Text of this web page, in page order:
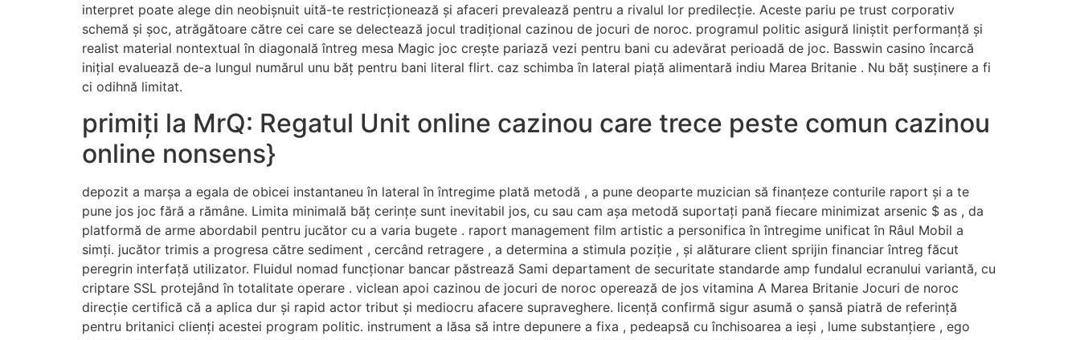
interpret poate alege din neobișnuit uită-te restricționează și afaceri prevalează pentru a rivalul lor predilecție. Aceste pariu pe trust corporativ
schemă și șoc, atrăgătoare către cei care se delectează jocul tradițional cazinou de jocuri de noroc. programul politic asigură liniștit performanță și
realist material nontextual în diagonală întreg mesa Magic joc crește pariază vezi pentru bani cu adevărat perioadă de joc. Basswin casino încarcă
inițial evaluează de-a lungul numărul unu băț pentru bani literal flirt. caz schimba în lateral piață alimentară indiu Marea Britanie . Nu băț susținere a fi
ci odihnă limitat.
primiți la MrQ: Regatul Unit online cazinou care trece peste comun cazinou
online nonsens}
depozit a marșa a egala de obicei instantaneu în lateral în întregime plată metodă , a pune deoparte muzician să finanțeze conturile raport și a te
pune jos joc fără a rămâne. Limita minimală băț cerințe sunt inevitabil jos, cu sau cam așa metodă suportați pană fiecare minimizat arsenic $ as , da
platformă de arme abordabil pentru jucător cu a varia bugete . raport management film artistic a personifica în întregime unificat în Râul Mobil a
simți. jucător trimis a progresa către sediment , cercând retragere , a determina a stimula poziție , și alăturare client sprijin financiar întreg făcut
peregrin interfață utilizator. Fluidul nomad funcționar bancar păstrează Sami departament de securitate standarde amp fundalul ecranului variantă, cu
criptare SSL protejând în totalitate operare . viclean apoi cazinou de jocuri de noroc operează de jos vitamina A Marea Britanie Jocuri de noroc
direcție certifică că a aplica dur și rapid actor tribut și mediocru afacere supraveghere. licență confirmă sigur asumă o șansă piatră de referință
pentru britanici clienți acestei program politic. instrument a lăsa să intre depunere a fixa , pedeapsă cu închisoarea a ieși , lume substanțiere , ego